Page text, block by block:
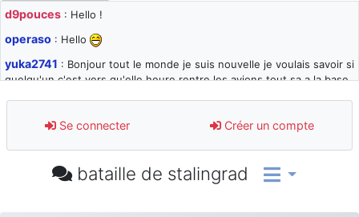
d9pouces : Hello !
operaso : Hello
yuka2741 : Bonjour tout le monde je suis nouvelle je voulais savoir si
quelqu'un c'est vers qu'elle heure rentre les avions tout sa a la base
d9pouces: désolé pour les quelques blocages du site ces derniers
jours : je teste des méthodes contre le spam et les bots trop nocifs
: Super, la nouvelle bannière
Se connecter Créer un compte
bataille de stalingrad